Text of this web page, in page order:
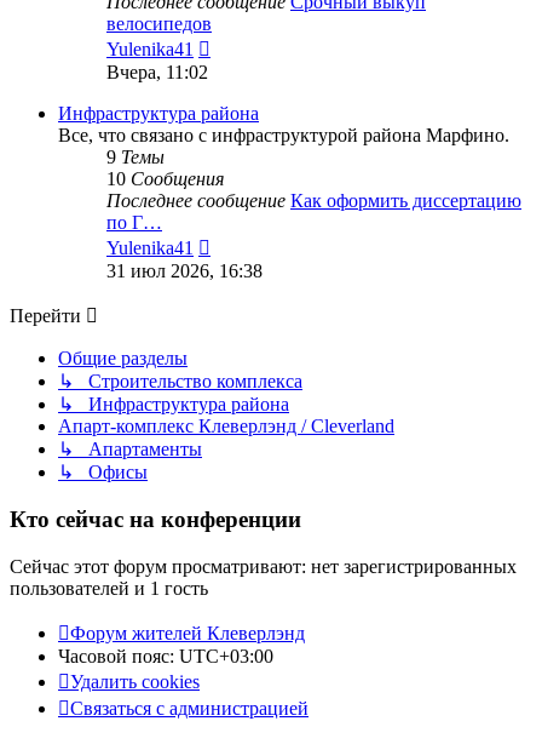
велосипедов
Yulenika41
сообщению
Вчера, 11:02
Инфраструктура района
Все, что связано с инфраструктурой района Марфино.
9 Темы
10 Сообщения
Последнее сообщение Как оформить диссертацию
по Г…
Yulenika41
31 июл 2026, 16:38
Перейти
Общие разделы
↳ Строительство комплекса
↳ Инфраструктура района
Апарт-комплекс Клеверлэнд / Cleverland
↳ Апартаменты
↳ Офисы
Кто сейчас на конференции
Сейчас этот форум просматривают: нет зарегистрированных
пользователей и 1 гость
Форум жителей Клеверлэнд
Часовой пояс: UTC+03:00
Удалить cookies
Связаться с администрацией